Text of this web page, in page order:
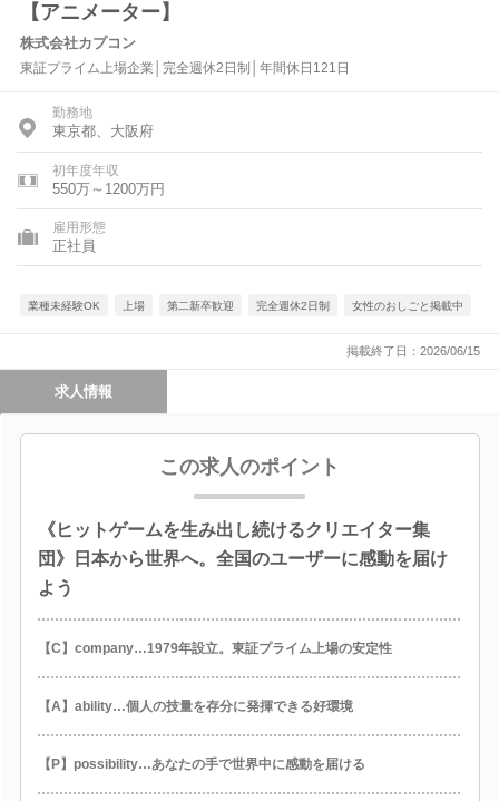
【アニメーター】
株式会社カプコン
東証プライム上場企業│完全週休2日制│年間休日121日
勤務地
東京都、大阪府
初年度年収
550万～1200万円
雇用形態
正社員
業種未経験OK 上場 第二新卒歓迎 完全週休2日制 女性のおしごと掲載中
掲載終了日：2026/06/15
求人情報
この求人のポイント
《ヒットゲームを生み出し続けるクリエイター集
団》日本から世界へ。全国のユーザーに感動を届け
よう
【C】company…1979年設立。東証プライム上場の安定性
【A】ability…個人の技量を存分に発揮できる好環境
【P】possibility…あなたの手で世界中に感動を届ける